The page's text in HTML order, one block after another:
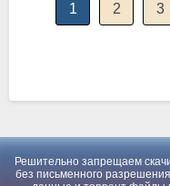
1 2 3
Решительно запрещаем
без письменного